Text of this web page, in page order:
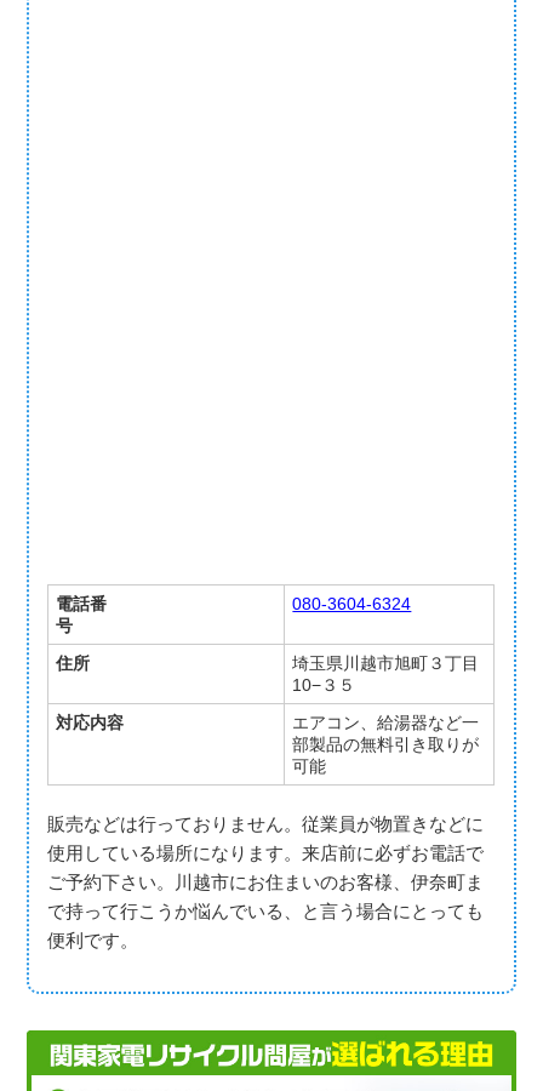
電話番
号
080-3604-6324
住所
埼玉県川越市旭町３丁目
10−３５
対応内容
エアコン、給湯器など一
部製品の無料引き取りが
可能
販売などは行っておりません。従業員が物置きなどに
使用している場所になります。来店前に必ずお電話で
ご予約下さい。川越市にお住まいのお客様、伊奈町ま
で持って行こうか悩んでいる、と言う場合にとっても
便利です。